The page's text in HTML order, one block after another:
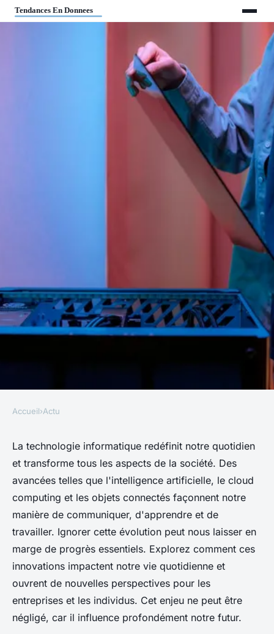
Comment la technologie
informatique transforme la
société que vous ne pouvez pas
ignorer
Lucas•9 octobre 2024•10 min de lecture
Accueil›Actu
La technologie informatique redéfinit notre quotidien
et transforme tous les aspects de la société. Des
avancées telles que l'intelligence artificielle, le cloud
computing et les objets connectés façonnent notre
manière de communiquer, d'apprendre et de
travailler. Ignorer cette évolution peut nous laisser en
marge de progrès essentiels. Explorez comment ces
innovations impactent notre vie quotidienne et
ouvrent de nouvelles perspectives pour les
entreprises et les individus. Cet enjeu ne peut être
négligé, car il influence profondément notre futur.